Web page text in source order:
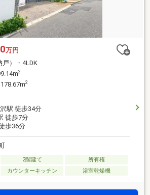
万円
戸）・4LDK
2
178.67m2
駅 徒歩34分
徒歩7分
歩36分
2階建て
所有権
カウンターキッチン 浴室乾燥機